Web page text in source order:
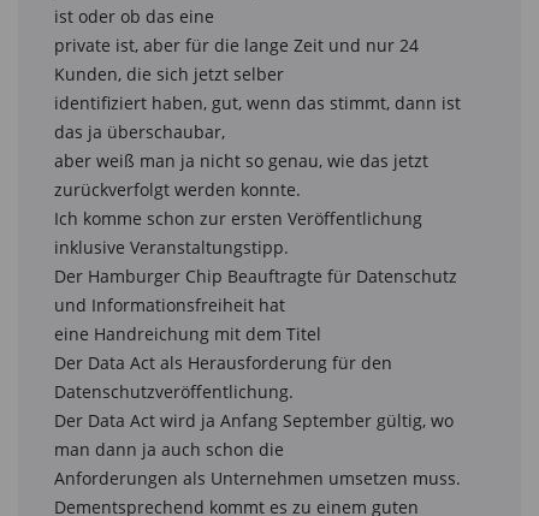
ist oder ob das eine
private ist, aber für die lange Zeit und nur 24
Kunden, die sich jetzt selber
identifiziert haben, gut, wenn das stimmt, dann ist
das ja überschaubar,
aber weiß man ja nicht so genau, wie das jetzt
zurückverfolgt werden konnte.
Ich komme schon zur ersten Veröffentlichung
inklusive Veranstaltungstipp.
Der Hamburger Chip Beauftragte für Datenschutz
und Informationsfreiheit hat
eine Handreichung mit dem Titel
Der Data Act als Herausforderung für den
Datenschutzveröffentlichung.
Der Data Act wird ja Anfang September gültig, wo
man dann ja auch schon die
Anforderungen als Unternehmen umsetzen muss.
Dementsprechend kommt es zu einem guten